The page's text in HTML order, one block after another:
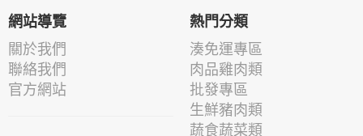
網站導覽
關於我們
聯絡我們
官方網站
熱門分類
湊免運專區
肉品雞肉類
批發專區
生鮮豬肉類
蔬食蔬菜類